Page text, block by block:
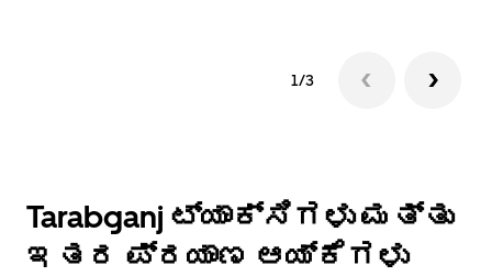
1/3
Tarabganj ಟ್ಯಾಕ್ಸಿಗಳು ಮತ್ತು
ಇತರ ಪ್ರಯಾಣ ಆಯ್ಕೆಗಳು